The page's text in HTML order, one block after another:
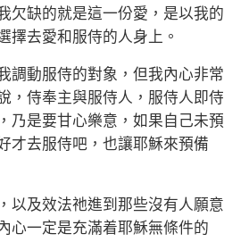
欠缺的就是這一份愛，是以我的
擇去愛和服侍的人身上。
動服侍的對象，但我內心非常
，侍奉主與服侍人，服侍人即侍
乃是要甘心樂意，如果自己未預
才去服侍吧，也讓耶穌來預備
及效法祂進到那些沒有人願意
心一定是充滿着耶穌無條件的